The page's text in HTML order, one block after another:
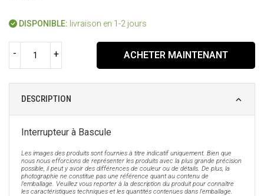
DISPONIBLE: livraison en 1-2 jours
- + ACHETER MAINTENANT
DESCRIPTION
Interrupteur à Bascule
Les images des produits sont fournies à titre indicatif uniquement. Bien que
nous nous efforcions de représenter les produits avec la plus grande précision
possible, il peut y avoir des différences de couleur ou de détails. De plus, la
photographie ne constitue pas une référence quant au contenu de
l'emballage. Veuillez vous reporter à la description du produit pour connaître
les caractéristiques techniques et les quantités contenues dans l'emballage.